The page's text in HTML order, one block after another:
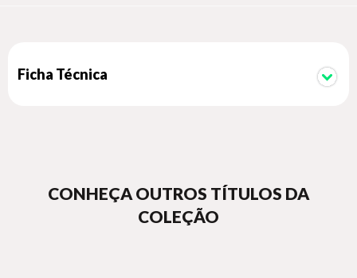
Ficha Técnica
CONHEÇA OUTROS TÍTULOS DA
COLEÇÃO